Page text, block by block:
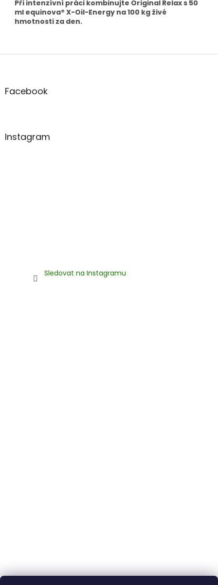
Při intenzívní práci kombinujte Original Relax s 50
ml equinova® X-Oil-Energy na 100 kg živé
hmotnosti za den.
Z
aFacebook
Instagram
Sledovat na Instagramu